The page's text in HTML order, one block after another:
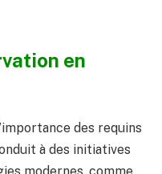
en
des requins
à des initiatives
modernes, comme